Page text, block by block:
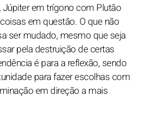
Júpiter em trígono com Plutão
em questão. O que não
ser mudado, mesmo que seja
pela destruição de certas
é para a reflexão, sendo
para fazer escolhas com
em direção a mais